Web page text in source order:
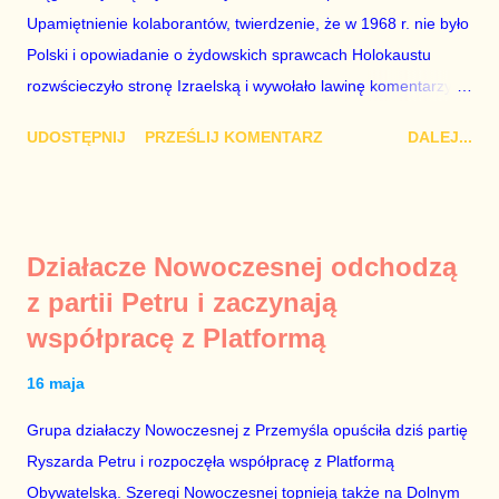
po stronie „Solidarności” w tamtych trudnych czasach. Lech
Kaczyński / fot. autor nieznany. Plan jest taki, aby zastąpić
Lecha Wałęs...
Upamiętnienie kolaborantów, twierdzenie, że w 1968 r. nie było
Polski i opowiadanie o żydowskich sprawcach Holokaustu
rozwścieczyło stronę Izraelską i wywołało lawinę komentarzy w
Dodajmy do tego jeszcze odmowę wojewody dotyczącą
centrum, a PiS już tam jest” – mówili komentatorzy po zamianie
Szydło na Morawieckiego. Jak zwykle mieli rację. Tej nocy rząd
nie pójdzie spać. Do jutrzejszego poranka muszą znaleźć
życiorys i zdjęcie. Mile widziane są też powiązania tego
zwyrodnialca z politykami PO. Bez tego, udział polityków PiS w
porannych programach nie ma sensu. Jeszcze ze trzy dni
sukcesów PiS na arenie międzynarodowej, a rządzący zaczną
UDOSTĘPNIJ PRZEŚLIJ KOMENTARZ DALEJ...
Działacze Nowoczesnej odchodzą
z partii Petru i zaczynają
współpracę z Platformą
16 maja
Grupa działaczy Nowoczesnej z Przemyśla opuściła dziś partię
Ryszarda Petru i rozpoczęła współpracę z Platformą
Obywatelską. Szeregi Nowoczesnej topnieją także na Dolnym